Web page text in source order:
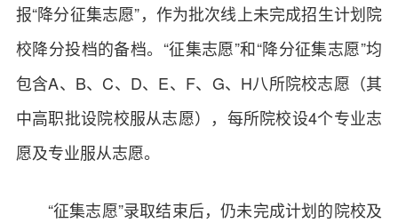
报“降分征集志愿”，作为批次线上未完成招生计划院
校降分投档的备档。“征集志愿”和“降分征集志愿”均
包含A、B、C、D、E、F、G、H八所院校志愿（其
中高职批设院校服从志愿），每所院校设4个专业志
愿及专业服从志愿。
“征集志愿”录取结束后，仍未完成计划的院校及